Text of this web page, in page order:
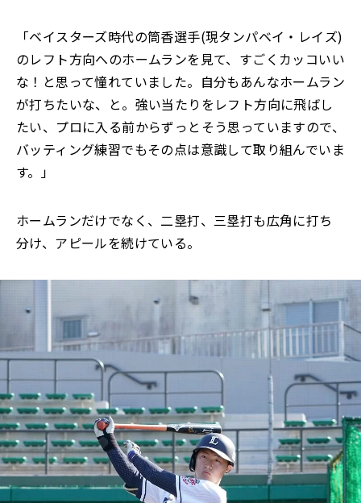
「ベイスターズ時代の筒香選手(現タンパベイ・レイズ)
のレフト方向へのホームランを見て、すごくカッコいい
な！と思って憧れていました。自分もあんなホームラン
が打ちたいな、と。強い当たりをレフト方向に飛ばし
たい、プロに入る前からずっとそう思っていますので、
バッティング練習でもその点は意識して取り組んでいま
す。」
ホームランだけでなく、二塁打、三塁打も広角に打ち
分け、アピールを続けている。